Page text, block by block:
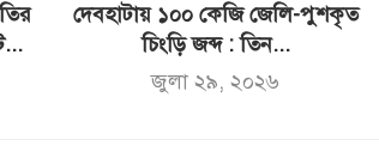
দেবহাটায় ১০০ কেজি জেলি-পুশকৃত
চিংড়ি জব্দ : তিন...
জুলা ২৯, ২০২৬